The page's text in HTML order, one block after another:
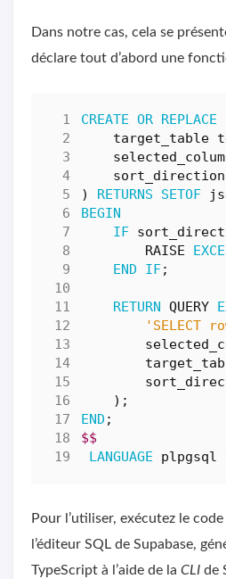
Dans notre cas, cela se
déclare tout d’abord une
CREATE OR REPLACE
target_table
sort_direction
)
RETURNS SETOF
BEGIN
IF
RAISE
END
IF;
RETURN QUERY
'SELECT
);
END ;
$$
LANGUAGE
plpgsql
Pour l’utiliser, exécutez le
l’éditeur SQL de Supabase,
TypeScript à l’aide de la CLI de